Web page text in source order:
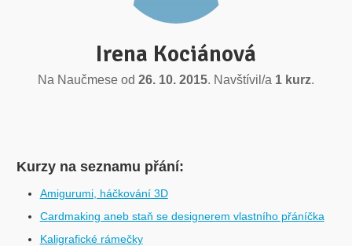
Irena Kociánová
Na Naučmese od 26. 10. 2015. Navštívil/a 1 kurz.
Kurzy na seznamu přání:
Amigurumi, háčkování 3D
Cardmaking aneb staň se designerem vlastního přáníčka
Kaligrafické rámečky